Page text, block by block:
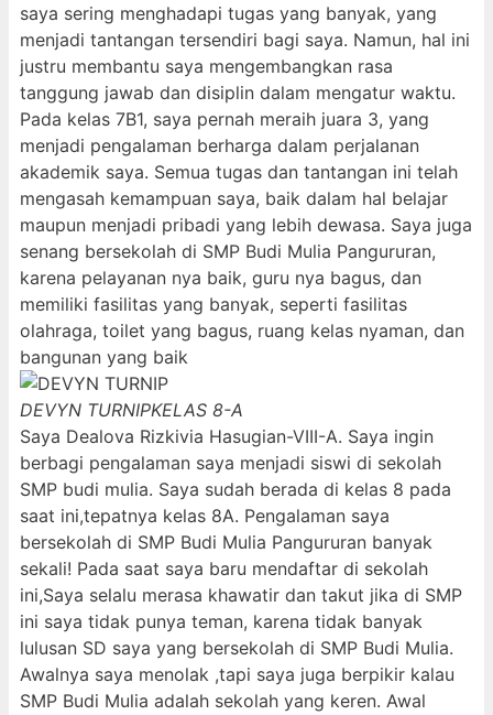
saya sering menghadapi tugas yang banyak, yang
menjadi tantangan tersendiri bagi saya. Namun, hal ini
justru membantu saya mengembangkan rasa
tanggung jawab dan disiplin dalam mengatur waktu.
Pada kelas 7B1, saya pernah meraih juara 3, yang
menjadi pengalaman berharga dalam perjalanan
akademik saya. Semua tugas dan tantangan ini telah
mengasah kemampuan saya, baik dalam hal belajar
maupun menjadi pribadi yang lebih dewasa. Saya juga
senang bersekolah di SMP Budi Mulia Pangururan,
karena pelayanan nya baik, guru nya bagus, dan
memiliki fasilitas yang banyak, seperti fasilitas
olahraga, toilet yang bagus, ruang kelas nyaman, dan
bangunan yang baik
DEVYN TURNIPKELAS 8-A
Saya Dealova Rizkivia Hasugian-VIII-A. Saya ingin
berbagi pengalaman saya menjadi siswi di sekolah
SMP budi mulia. Saya sudah berada di kelas 8 pada
saat ini,tepatnya kelas 8A. Pengalaman saya
bersekolah di SMP Budi Mulia Pangururan banyak
sekali! Pada saat saya baru mendaftar di sekolah
ini,Saya selalu merasa khawatir dan takut jika di SMP
ini saya tidak punya teman, karena tidak banyak
lulusan SD saya yang bersekolah di SMP Budi Mulia.
Awalnya saya menolak ,tapi saya juga berpikir kalau
SMP Budi Mulia adalah sekolah yang keren. Awal